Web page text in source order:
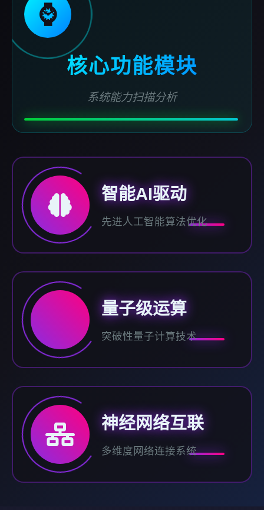
⌚
核心功能模块
系统能力扫描分析
智能AI驱动
先进人工智能算法优化
量子级运算
突破性量子计算技术
神经网络互联
多维度网络连接系统